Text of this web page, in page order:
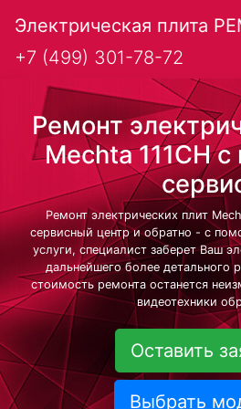
Электрическая плита
+7 (499) 301-78-72
Ремонт
Mechta 111CH
Ремонт электрических плит
сервисный центр и обратно - с
услуги, специалист заберет Ваш
дальнейшего более детального
стоимость ремонта останется
видеотехники
Оставить
Выбрать